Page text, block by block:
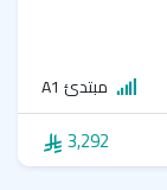
مبتدئ A1
3,292